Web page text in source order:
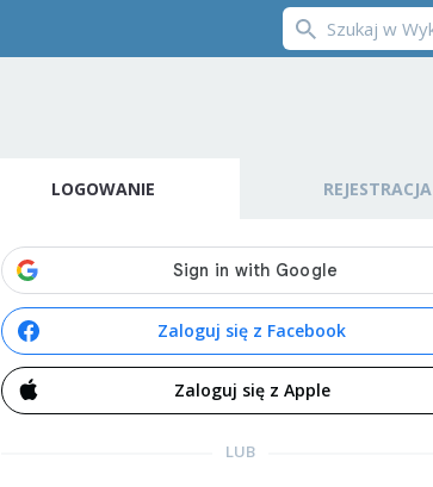
LOGOWANIE REJESTRACJA
Zaloguj się z Facebook
Zaloguj się z Apple
LUB